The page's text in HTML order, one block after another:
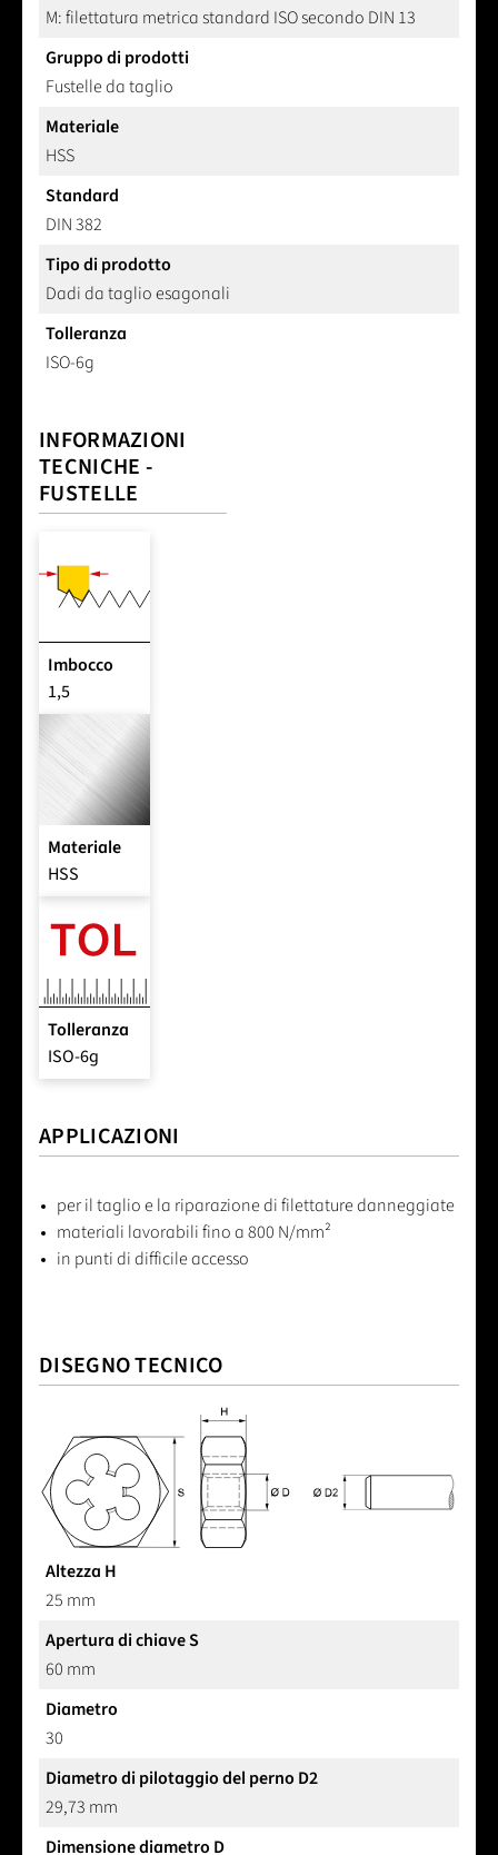
M: filettatura metrica standard ISO secondo DIN 13
Gruppo di prodotti
Fustelle da taglio
Materiale
HSS
Standard
DIN 382
Tipo di prodotto
Dadi da taglio esagonali
Tolleranza
ISO-6g
INFORMAZIONI
TECNICHE -
FUSTELLE
Imbocco
1,5
Materiale
HSS
Tolleranza
ISO-6g
APPLICAZIONI
per il taglio e la riparazione di filettature danneggiate
materiali lavorabili fino a 800 N/mm²
in punti di difficile accesso
DISEGNO TECNICO
Altezza H
25 mm
Apertura di chiave S
60 mm
Diametro
30
Diametro di pilotaggio del perno D2
29,73 mm
Dimensione diametro D